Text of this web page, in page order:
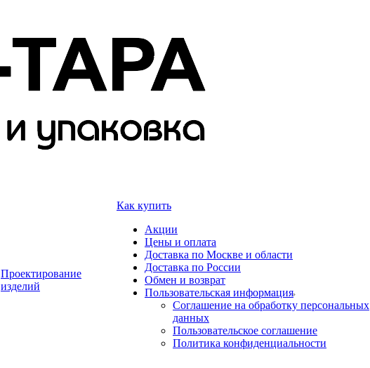
Проектирование
изделий
Как купить
Акции
Цены и оплата
Доставка по Москве и области
Доставка по России
Обмен и возврат
Пользовательская информация
Соглашение на обработку персональных
данных
Пользовательское соглашение
Политика конфиденциальности